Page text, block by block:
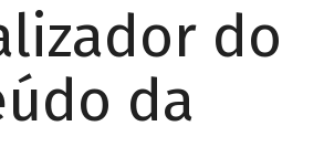
do
da